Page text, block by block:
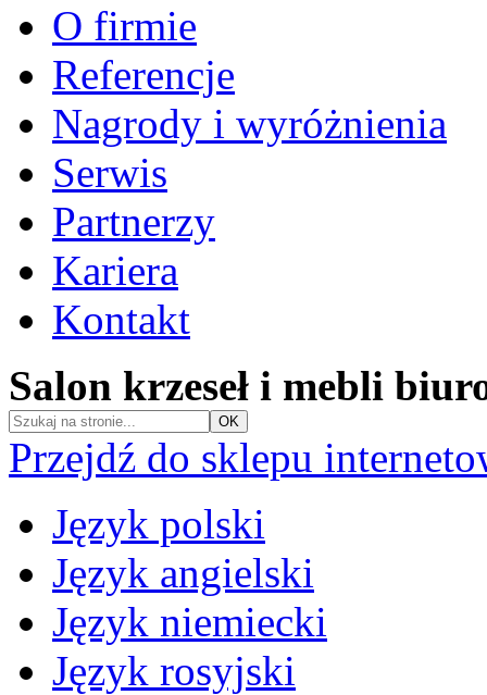
O firmie
Referencje
Nagrody i wyróżnienia
Serwis
Partnerzy
Kariera
Kontakt
Salon krzeseł i mebli
Przejdź do sklepu
Język polski
Język angielski
Język niemiecki
Język rosyjski